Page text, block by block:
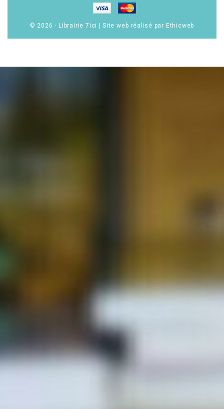
© 2026 - Librairie 7ici Site web réalisé par Ethicweb